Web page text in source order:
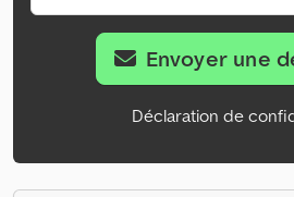
Envoyer une
Déclaration de